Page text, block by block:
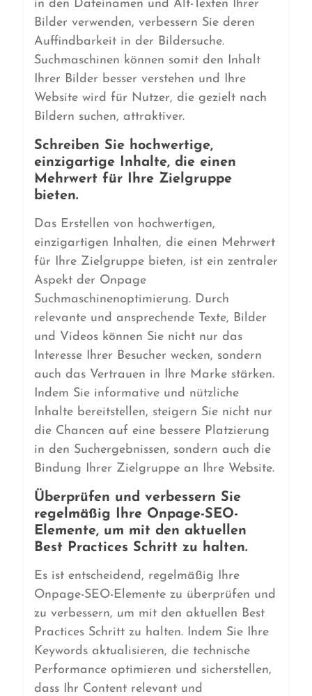
in den Dateinamen und Alt-Texten Ihrer
Bilder verwenden, verbessern Sie deren
Auffindbarkeit in der Bildersuche.
Suchmaschinen können somit den Inhalt
Ihrer Bilder besser verstehen und Ihre
Website wird für Nutzer, die gezielt nach
Bildern suchen, attraktiver.
Schreiben Sie hochwertige,
einzigartige Inhalte, die einen
Mehrwert für Ihre Zielgruppe
bieten.
Das Erstellen von hochwertigen,
einzigartigen Inhalten, die einen Mehrwert
für Ihre Zielgruppe bieten, ist ein zentraler
Aspekt der Onpage
Suchmaschinenoptimierung. Durch
relevante und ansprechende Texte, Bilder
und Videos können Sie nicht nur das
Interesse Ihrer Besucher wecken, sondern
auch das Vertrauen in Ihre Marke stärken.
Indem Sie informative und nützliche
Inhalte bereitstellen, steigern Sie nicht nur
die Chancen auf eine bessere Platzierung
in den Suchergebnissen, sondern auch die
Bindung Ihrer Zielgruppe an Ihre Website.
Überprüfen und verbessern Sie
regelmäßig Ihre Onpage-SEO-
Elemente, um mit den aktuellen
Best Practices Schritt zu halten.
Es ist entscheidend, regelmäßig Ihre
Onpage-SEO-Elemente zu überprüfen und
zu verbessern, um mit den aktuellen Best
Practices Schritt zu halten. Indem Sie Ihre
Keywords aktualisieren, die technische
Performance optimieren und sicherstellen,
dass Ihr Content relevant und